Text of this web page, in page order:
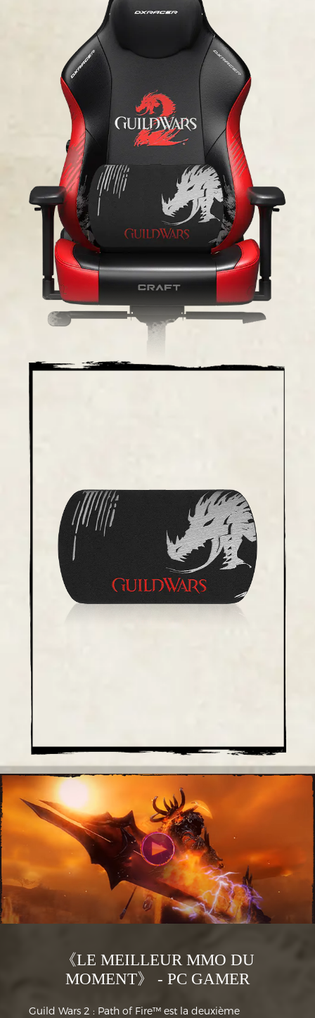
《LE MEILLEUR MMO DU
MOMENT》 - PC GAMER
Guild Wars 2 : Path of Fire™ est la deuxième